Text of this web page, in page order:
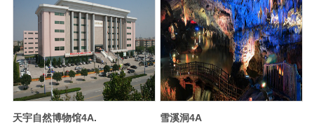
天宇自然博物馆4A. 雪溪洞4A